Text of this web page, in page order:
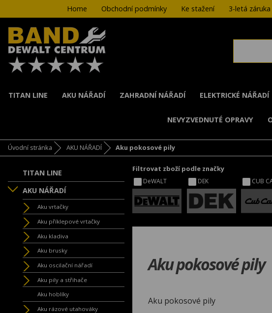
Home Obchodní podmínky Ke stažení 3-letá záruka
TITAN LINE AKU NÁŘADÍ ZAHRADNÍ NÁŘADÍ ELEKTRICKÉ NÁŘADÍ
NEVYZVEDNUTÉ OPRAVY
Úvodní stránka AKU NÁŘADÍ Aku pokosové pily
TITAN LINE
AKU NÁŘADÍ
Aku vrtačky
Aku příklepové vrtačky
Aku kladiva
Aku brusky
Aku oscilační nářadí
Aku pily a střihače
Aku hoblíky
Aku rázové utahováky
Filtrovat zboží podle značky
DeWALT DEK CUB
Aku pokosové pily
Aku pokosové pily